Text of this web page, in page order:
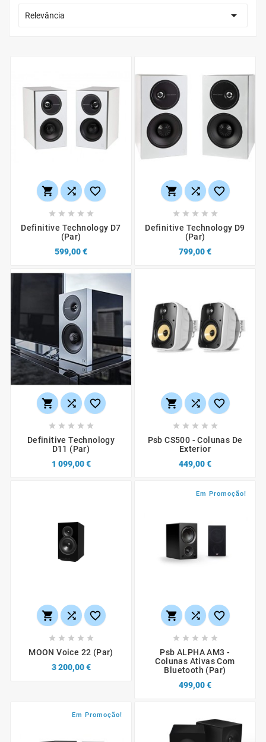
Relevância 
  
    
Definitive Technology D7
(par)
599,00 €
  
    
Definitive Technology D9
(par)
799,00 €
  
    
Definitive Technology
D11 (par)
1 099,00 €
  
    
Psb CS500 - Colunas De
Exterior
449,00 €
  
    
MOON Voice 22 (par)
3 200,00 €
Em Promoção!
  
    
Psb ALPHA AM3 -
Colunas Ativas Com
Bluetooth (par)
499,00 €
Em Promoção!